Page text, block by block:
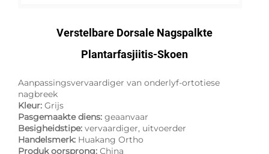
Verstelbare Dorsale Nagspalkte
Plantarfasjiitis-Skoen
Aanpassingsvervaardiger van onderlyf-ortotiese
nagbreek
Kleur: Grijs
Pasgemaakte diens: geaanvaar
Besigheidstipe: vervaardiger, uitvoerder
Handelsmerk: Huakang Ortho
Produk oorsprong: China